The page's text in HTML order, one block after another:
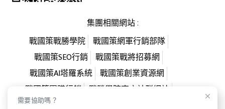
集團相關網站 :
戰國策戰勝學院 戰國策網軍行銷部隊
戰國策SEO行銷
戰國策戰將招募網
戰國策AI塔羅系統 戰國策創業資源網
戰國策團購行銷
戰勝學院官方社群網站
經營者的勝利學
需要協助嗎？